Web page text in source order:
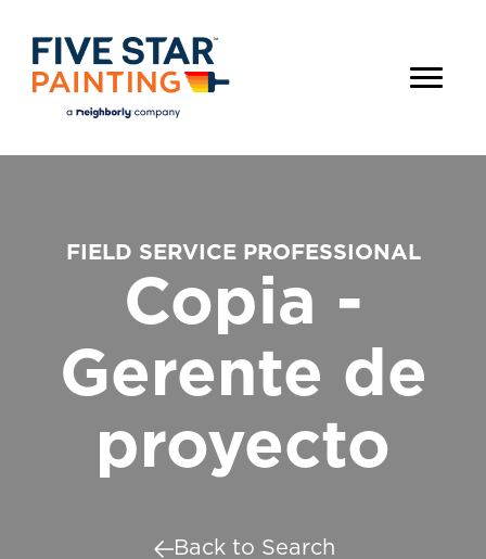
FIELD SERVICE PROFESSIONAL
Copia -
Gerente de
proyecto
Back to Search